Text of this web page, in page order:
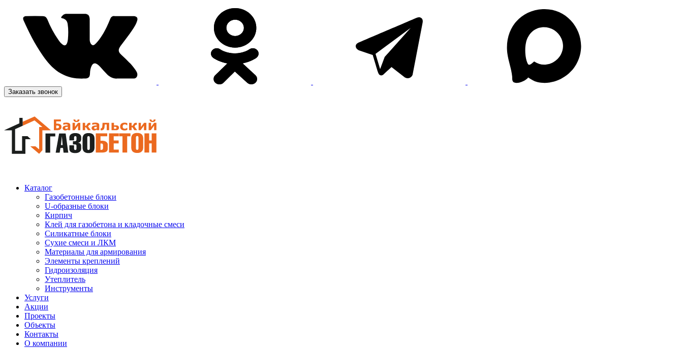
Заказать звонок
Каталог
Газобетонные блоки
U-образные блоки
Кирпич
Клей для газобетона и кладочные смеси
Силикатные блоки
Сухие смеси и ЛКМ
Материалы для армирования
Элементы креплений
Гидроизоляция
Утеплитель
Инструменты
Услуги
Акции
Проекты
Объекты
Контакты
О компании